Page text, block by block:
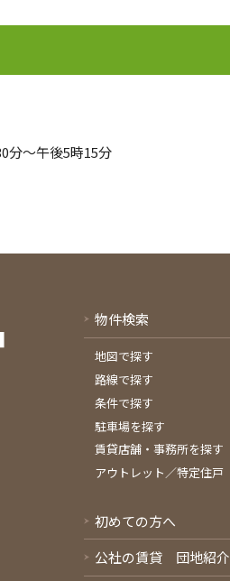
分～午後5時15分
物件検索
地図で探す
路線で探す
条件で探す
駐車場を探す
賃貸店舗・事務所を探す
アウトレット／特定住戸
初めての方へ
公社の賃貸 団地紹介